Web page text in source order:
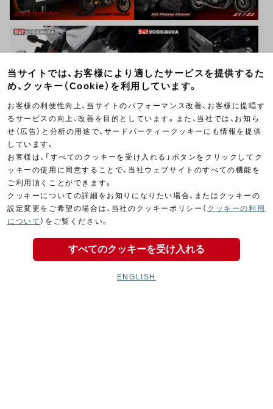
当サイトでは、お客様により適したサービスを提供するた
め、クッキー（Cookie）を利用しています。
お客様の利便性向上、当サイトのパフォーマンス改善、お客様に提唱す
るサービスの向上、改善を目的としています。また、当社では、お知ら
せ（広告）と分析の用途で、サードパーティークッキーにも情報を提供
しています。
お客様は、「すべてのクッキーを受け入れる」ボタンをクリックしてク
ッキーの使用に同意することで、当社ウェブサイトのすべての機能を
ご利用頂くことができます。
クッキーについての詳細をお知りになりたい場合、またはクッキーの
設定変更をご希望の場合は、当社のクッキーポリシー（ クッキーの利用
について ）をご覧ください。
すべてのクッキーを受け入れる
ENGLISH